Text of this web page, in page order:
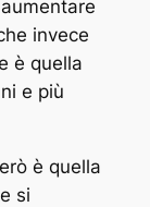
invece
è quella
e più
è quella
si